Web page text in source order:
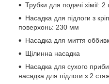
Трубки для подачі хімії:
Насадка для підлоги з
поверхонь: 230 мм
Насадка для миття
Щілинна насадка
Насадка для сухого
насадка для підлоги з 2